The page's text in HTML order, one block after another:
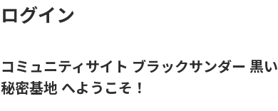
ログイン
コミュニティサイト ブラックサンダー 黒い
秘密基地 へようこそ！